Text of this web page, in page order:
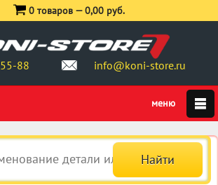
88 info@koni-store.ru
0 товаров —0,00 руб.